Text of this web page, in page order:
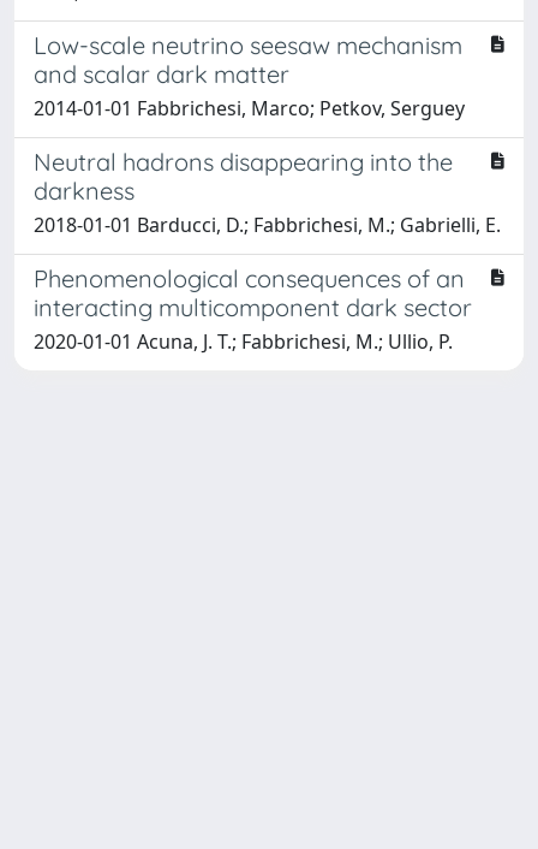
Low-scale neutrino seesaw mechanism
and scalar dark matter
2014-01-01 Fabbrichesi, Marco; Petkov, Serguey
Neutral hadrons disappearing into the
darkness
2018-01-01 Barducci, D.; Fabbrichesi, M.; Gabrielli, E.
Phenomenological consequences of an
interacting multicomponent dark sector
2020-01-01 Acuna, J. T.; Fabbrichesi, M.; Ullio, P.